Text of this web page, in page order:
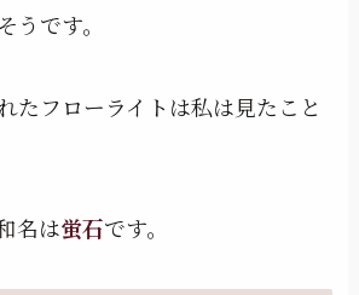
うです。
たフローライトは私は見たこと
名は蛍石です。